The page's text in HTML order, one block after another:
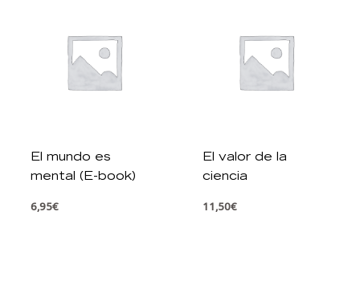
El mundo es
mental (E-book)
6,95€
El valor de la
ciencia
11,50€